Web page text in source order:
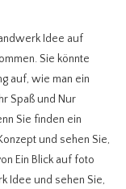
Idee auf
Sie könnte
auf, wie man ein
Spaß und Nur
Sie finden ein
und sehen Sie,
Ein Blick auf foto
Idee und sehen Sie,